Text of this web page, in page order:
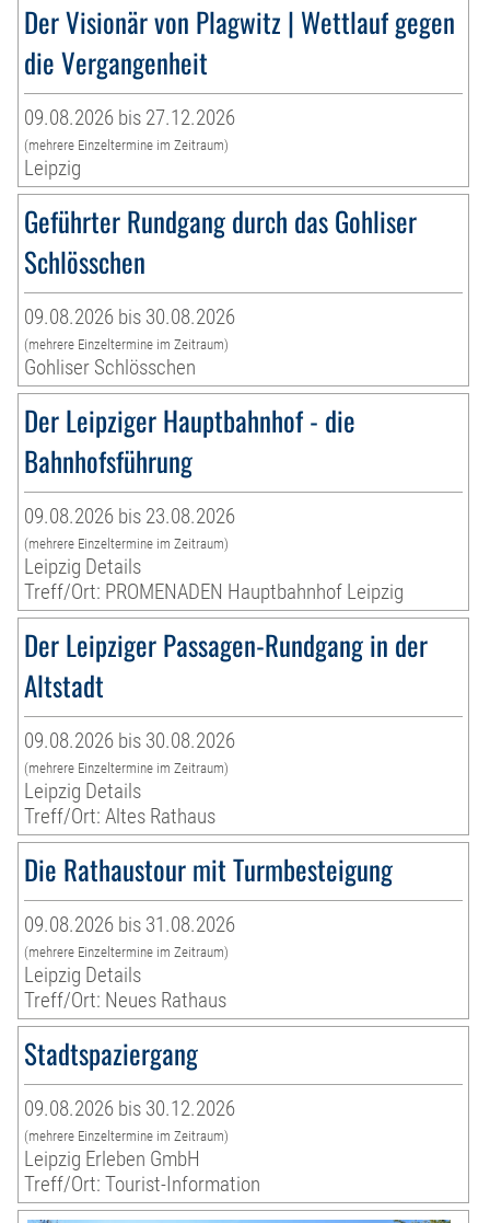
Der Visionär von Plagwitz | Wettlauf gegen
die Vergangenheit
09.08.2026 bis 27.12.2026
(mehrere Einzeltermine im Zeitraum)
Leipzig
Geführter Rundgang durch das Gohliser
Schlösschen
09.08.2026 bis 30.08.2026
(mehrere Einzeltermine im Zeitraum)
Gohliser Schlösschen
Der Leipziger Hauptbahnhof - die
Bahnhofsführung
09.08.2026 bis 23.08.2026
(mehrere Einzeltermine im Zeitraum)
Leipzig Details
Treff/Ort: PROMENADEN Hauptbahnhof Leipzig
Der Leipziger Passagen-Rundgang in der
Altstadt
09.08.2026 bis 30.08.2026
(mehrere Einzeltermine im Zeitraum)
Leipzig Details
Treff/Ort: Altes Rathaus
Die Rathaustour mit Turmbesteigung
09.08.2026 bis 31.08.2026
(mehrere Einzeltermine im Zeitraum)
Leipzig Details
Treff/Ort: Neues Rathaus
Stadtspaziergang
09.08.2026 bis 30.12.2026
(mehrere Einzeltermine im Zeitraum)
Leipzig Erleben GmbH
Treff/Ort: Tourist-Information